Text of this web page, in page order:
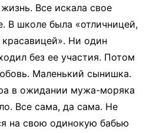
Все искала свое
В школе была «отличницей,
Ни один
без ее участия. Потом
Маленький сынишка.
в ожидании мужа-моряка
Все сама, да сама. Не
на свою одинокую бабью